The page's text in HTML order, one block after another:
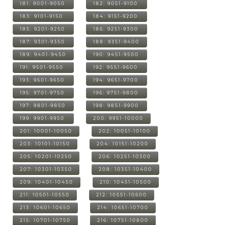
181: 9001-9050 182: 9051-9100
183: 9101-9150 184: 9151-9200
185: 9201-9250 186: 9251-9300
187: 9301-9350 188: 9351-9400
189: 9401-9450 190: 9451-9500
191: 9501-9550 192: 9551-9600
193: 9601-9650 194: 9651-9700
195: 9701-9750 196: 9751-9800
197: 9801-9850 198: 9851-9900
199: 9901-9950 200: 9951-10000
201: 10001-10050 202: 10051-10100
203: 10101-10150 204: 10151-10200
205: 10201-10250 206: 10251-10300
207: 10301-10350 208: 10351-10400
209: 10401-10450 210: 10451-10500
211: 10501-10550 212: 10551-10600
213: 10601-10650 214: 10651-10700
215: 10701-10750 216: 10751-10800